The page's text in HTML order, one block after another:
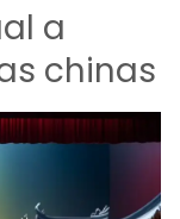
a
chinas